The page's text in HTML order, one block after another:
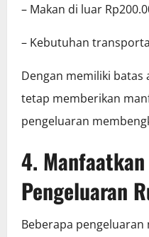
– Makan di luar
– Kebutuhan
Dengan memiliki batas
tetap memberikan
pengeluaran
4.
Pengeluaran
Beberapa